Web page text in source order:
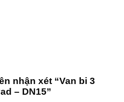
nhận xét “Van bi 3
– DN15”